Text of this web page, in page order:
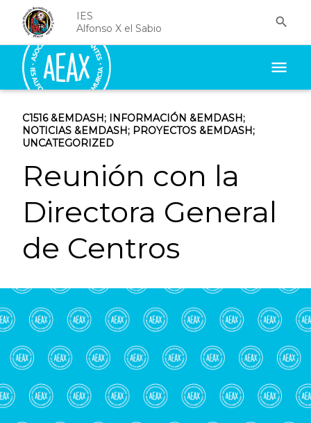
IES
Alfonso X el Sabio

menu
C1516&EMDASH; INFORMACIÓN &EMDASH;
NOTICIAS &EMDASH; PROYECTOS &EMDASH;
UNCATEGORIZED
Reunión con la
Directora General
de Centros